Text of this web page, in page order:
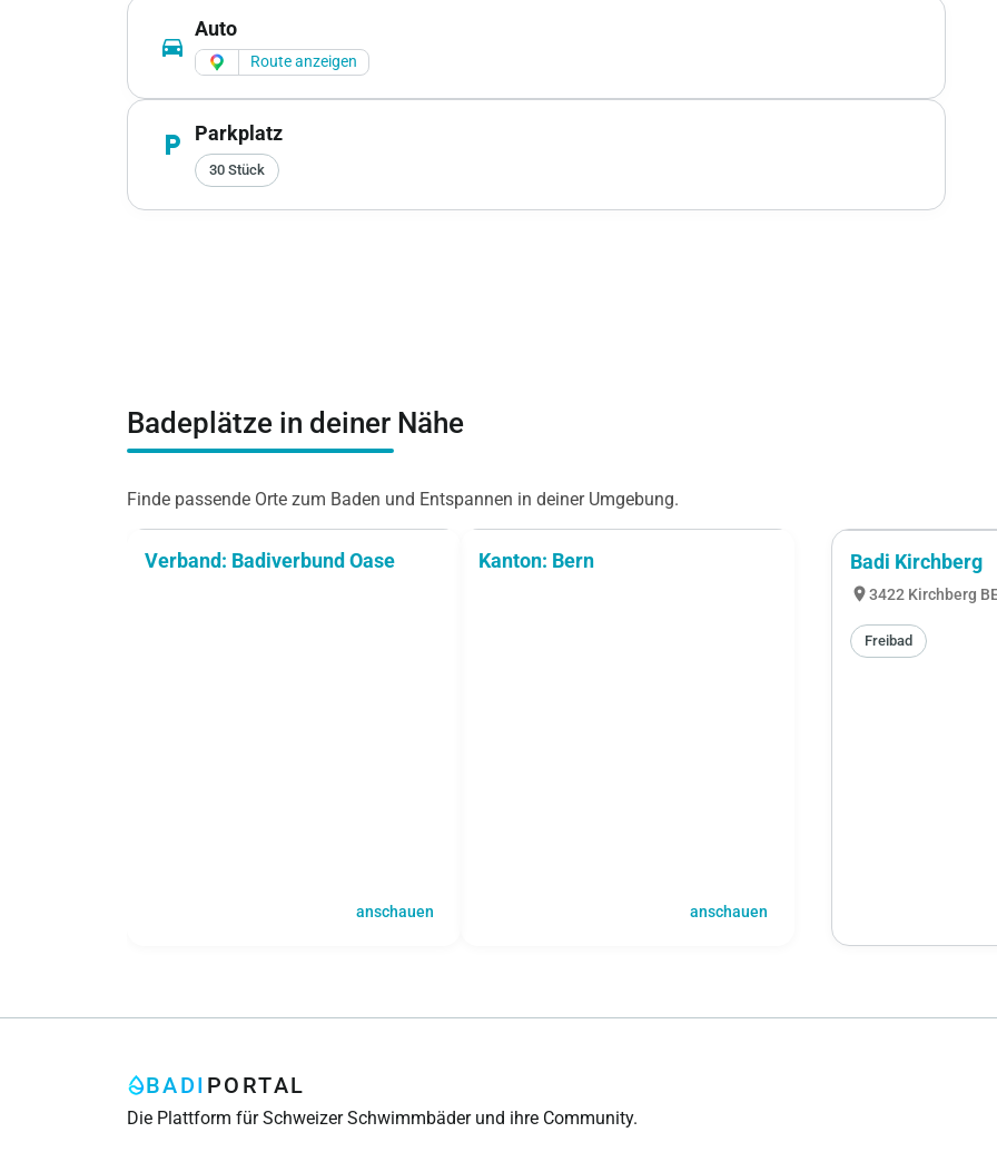
directions_car
Auto
Route anzeigen
local_parking Parkplatz
30 Stück
Badeplätze in deiner Nähe
Finde passende Orte zum Baden und Entspannen in deiner Umgebung.
Verband: Badiverbund Oase
anschauen
Kanton: Bern
anschauen
Badi Kirchberg
location_on3422 Kirchberg
Freibad
BADI PORTAL
Die Plattform für Schweizer Schwimmbäder und ihre Community.